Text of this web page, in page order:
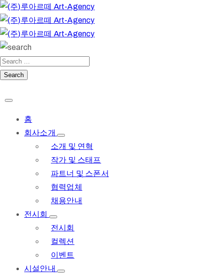
홈
회사소개
소개 및 연혁
작가 및 스태프
파트너 및 스폰서
협력업체
채용안내
전시회
전시회
컬렉션
이벤트
시설안내